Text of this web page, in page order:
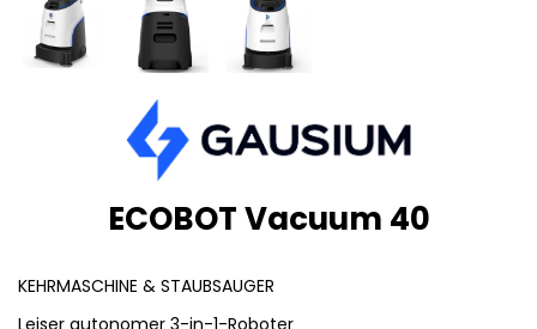
ECOBOT Vacuum 40
KEHRMASCHINE & STAUBSAUGER
Leiser autonomer 3-in-1-Roboter